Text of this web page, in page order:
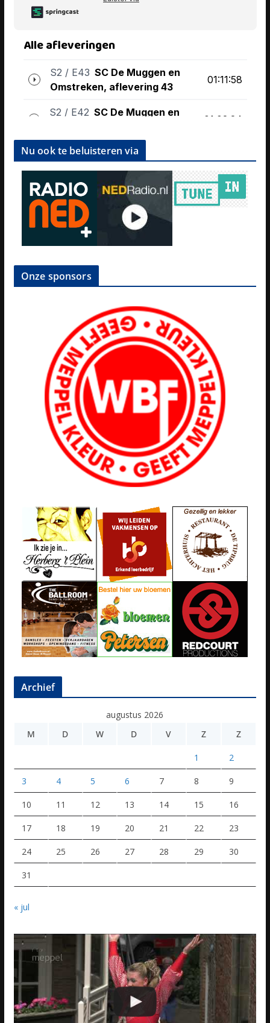
Nu ook te beluisteren via
Onze sponsors
Archief
augustus 2026
M
D W D V Z Z
1 2
3 4 5 6 7 8 9
10 11 12 13 14 15 16
17 18 19 20 21 22 23
24 25 26 27 28 29 30
31
« jul